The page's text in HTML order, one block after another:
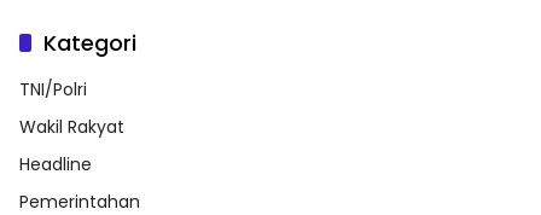
Kategori
TNI/Polri
Wakil Rakyat
Headline
Pemerintahan